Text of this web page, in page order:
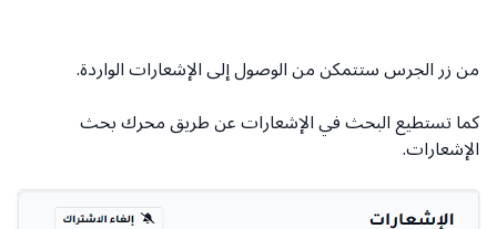
من زر الجرس ستتمكن من الوصول إلى الإشعارات الواردة.
كما تستطيع البحث في الإشعارات عن طريق محرك بحث
الإشعارات.